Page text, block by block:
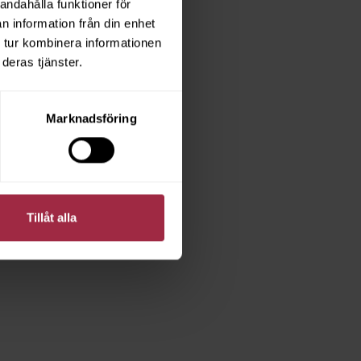
funktioner för
information från din enhet
kombinera informationen
tjänster.
Marknadsföring
Tillåt alla